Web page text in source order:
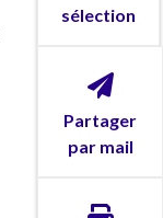
sélection
Partager
par mail